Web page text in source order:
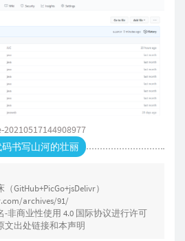
20210517144908977
码书写山河的壮丽
GitHub+PicGo+jsDelivr）
archives/91/
非商业性使用 4.0 国际协议进行许可
文出处链接和本声明